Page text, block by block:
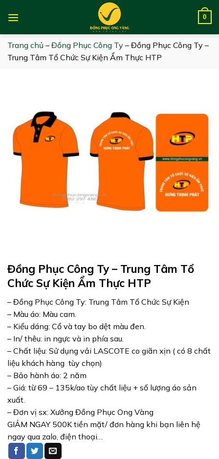
0
Trang chủ – Đồng Phục Công Ty – Đồng Phục Công Ty –
Trung Tâm Tổ Chức Sự Kiện Ẩm Thực HTP
Đồng Phục Công Ty – Trung Tâm Tổ
Chức Sự Kiện Ẩm Thực HTP
– Đồng Phục Công Ty: Trung Tâm Tổ Chức Sự Kiện
– Màu áo: Màu cam.
– Kiểu dáng: Cổ và tay bo dệt màu đen.
– In/ thêu: in ngực và in phía sau.
– Chất liệu: Sử dụng vải LASCOTE co giãn xịn ( có 8 chất
liệu khách hàng tùy chọn)
– Bảo hành áo: 2 năm
– Giá: từ 69 – 135k/ao tùy chất liệu + số lượng áo sản
xuất.
– Đơn vị sx: Xưởng Đồng Phục Ong Vàng
GIẢM NGAY 500K tiền mặt/ đơn hàng khi bạn liên hệ
ngay qua zalo, điện thoại…